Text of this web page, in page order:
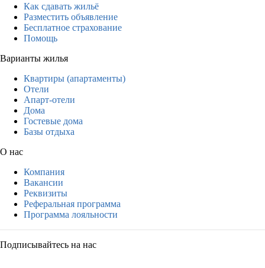
Как сдавать жильё
Разместить объявление
Бесплатное страхование
Помощь
Варианты жилья
Квартиры (апартаменты)
Отели
Апарт-отели
Дома
Гостевые дома
Базы отдыха
О нас
Компания
Вакансии
Реквизиты
Реферальная программа
Программа лояльности
Подписывайтесь на нас